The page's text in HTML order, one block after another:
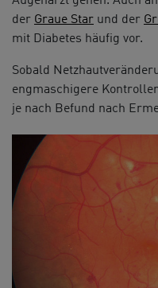
der Graue Star und der
mit Diabetes häufig vor.
Sobald
engmaschigere
je nach Befund nach